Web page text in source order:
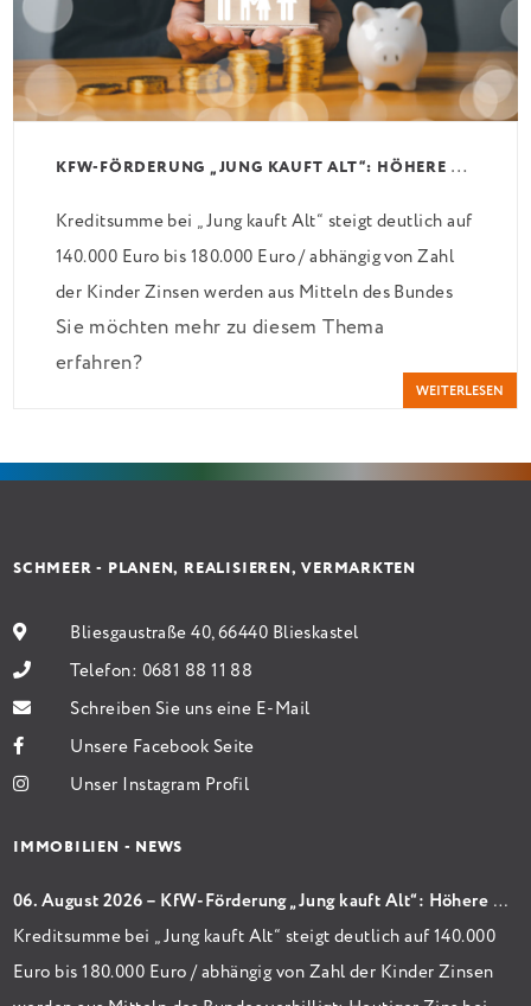
K
FW-FÖRDERUNG „JUNG KAUFT ALT“: HÖHERE KREDITE AB AUGUST 2026
Kreditsumme bei „Jung kauft Alt“ steigt deutlich auf
140.000 Euro bis 180.000 Euro / abhängig von Zahl
der Kinder Zinsen werden aus Mitteln des Bundes
verbilligt: Heutiger Zins bei 0,53 Prozent effektiv
bei 35 Jahren Laufzeit und 10 Jahren Zinsbindung
Antragstellende verpflichten sich zu energetischer
Sanierung in Einzelmaßnahmen […]
Sie möchten mehr zu diesem Thema
erfahren?
WEITERLESEN
SCHMEER - PLANEN, REALISIEREN, VERMARKTEN
Bliesgaustraße 40, 66440 Blieskastel
Telefon: 0681 88 11 88
Schreiben Sie uns eine E-Mail
Unsere Facebook Seite
Unser Instagram Profil
IMMOBILIEN - NEWS
06. August 2026 – KfW-Förderung „Jung kauft Alt“: Höhere Kredite ab August 2026
Kreditsumme bei „Jung kauft Alt“ steigt deutlich auf 140.000
Euro bis 180.000 Euro / abhängig von Zahl der Kinder Zinsen